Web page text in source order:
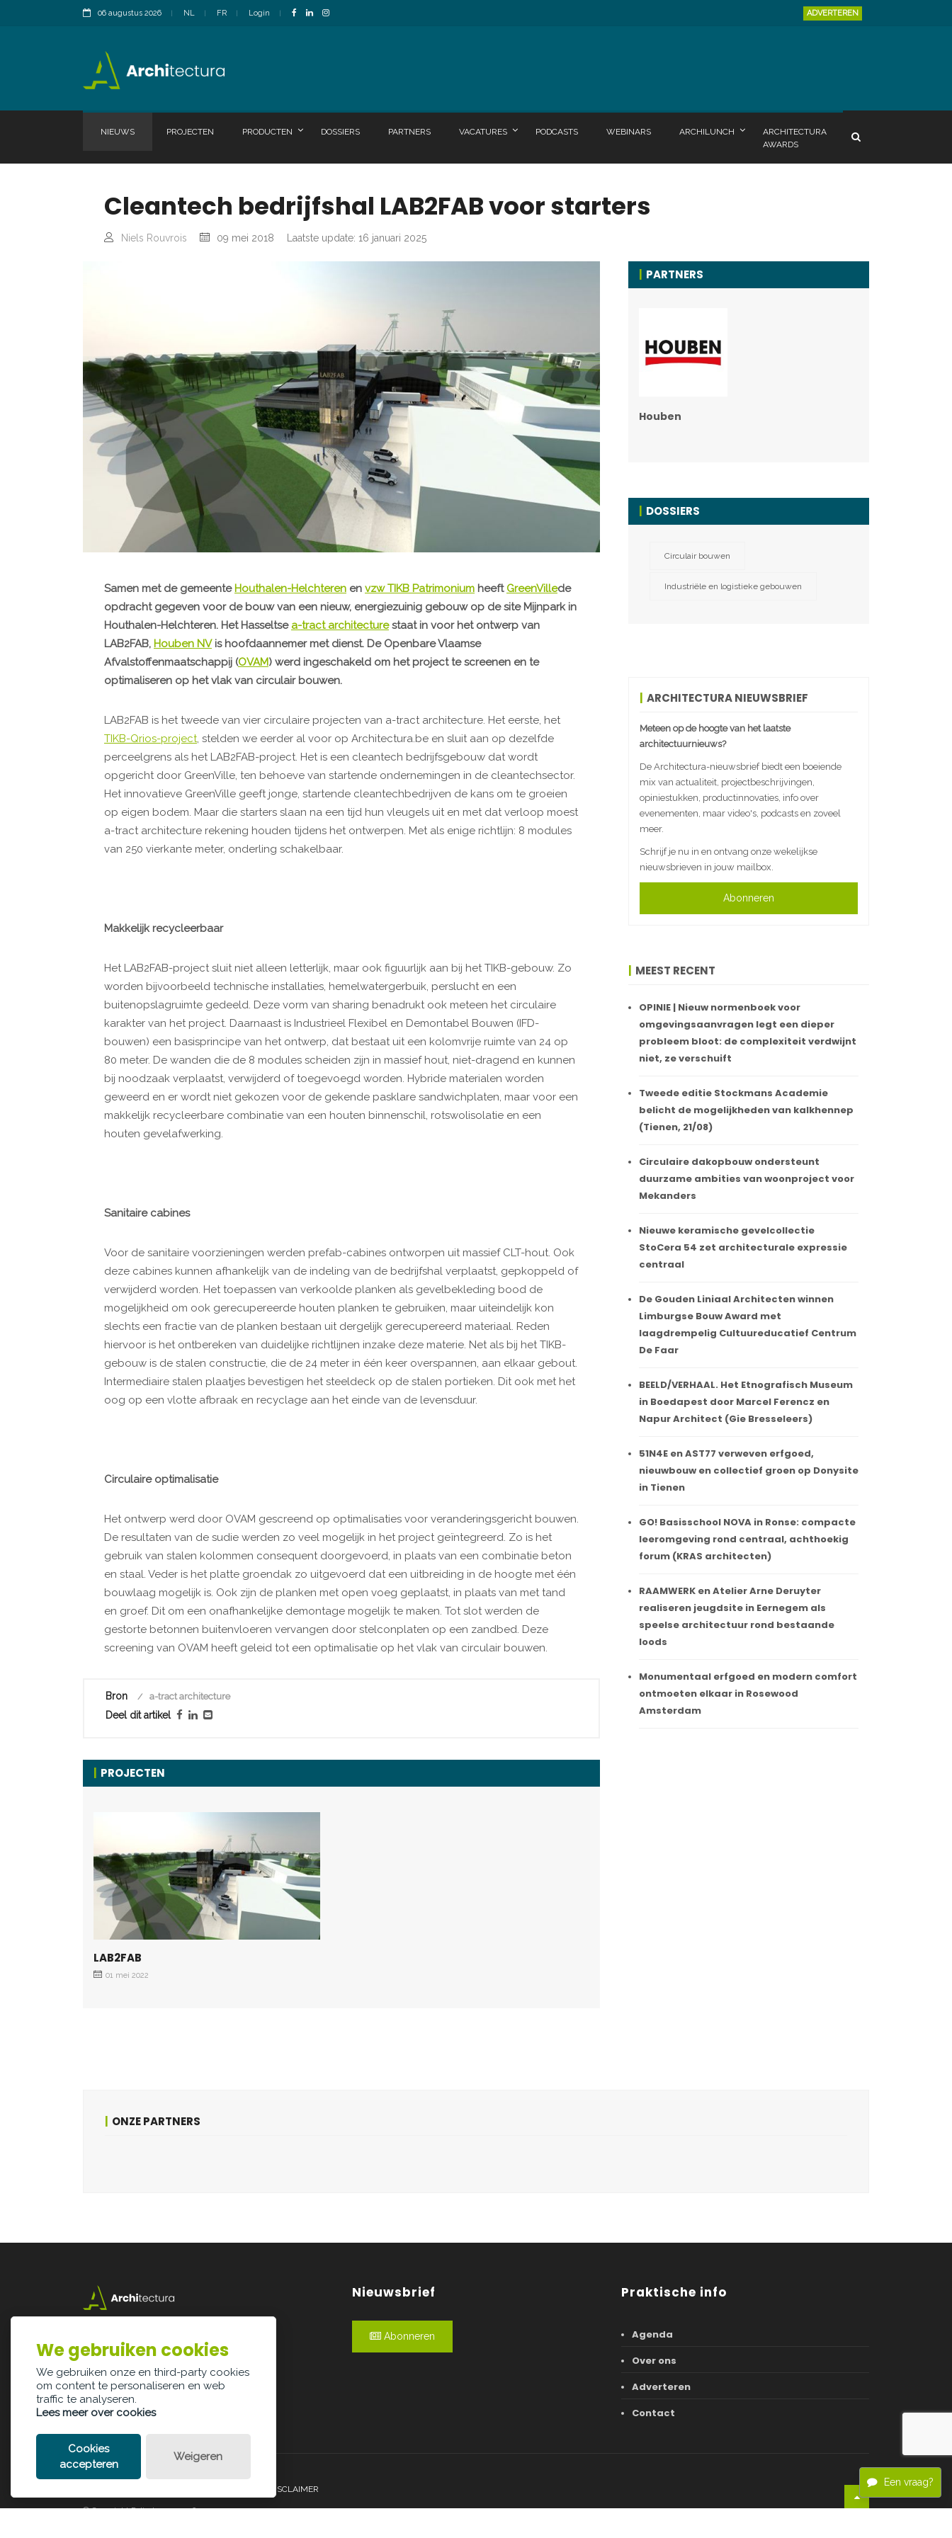
06 augustus 2026 NL FR Login ADVERTEREN
NIEUWS PROJECTEN PRODUCTEN DOSSIERS PARTNERS VACATURES PODCASTS WEBINARS ARCHILUNCH
ARCHITECTURA
AWARDS
Een vraag?
Cleantech bedrijfshal LAB2FAB voor starters
Niels Rouvrois 09 mei 2018 Laatste update: 16 januari 2025
Samen met de gemeente Houthalen-Helchteren en vzw TIKB Patrimonium heeft GreenVillede
opdracht gegeven voor de bouw van een nieuw, energiezuinig gebouw op de site Mijnpark in
Houthalen-Helchteren. Het Hasseltse a-tract architecturestaat in voor het ontwerp van
LAB2FAB, Houben NVis hoofdaannemer met dienst. De Openbare Vlaamse
Afvalstoffenmaatschappij (OVAM) werd ingeschakeld om het project te screenen en te
optimaliseren op het vlak van circulair bouwen.
LAB2FAB is het tweede van vier circulaire projecten van a-tract architecture. Het eerste, het
TIKB-Qrios-project, stelden we eerder al voor op Architectura.be en sluit aan op dezelfde
perceelgrens als het LAB2FAB-project. Het is een cleantech bedrijfsgebouw dat wordt
opgericht door GreenVille, ten behoeve van startende ondernemingen in de cleantechsector.
Het innovatieve GreenVille geeft jonge, startende cleantechbedrijven de kans om te groeien
op eigen bodem. Maar die starters slaan na een tijd hun vleugels uit en met dat verloop moest
a-tract architecture rekening houden tijdens het ontwerpen. Met als enige richtlijn: 8 modules
van 250 vierkante meter, onderling schakelbaar.
Makkelijk recycleerbaar
Het LAB2FAB-project sluit niet alleen letterlijk, maar ook figuurlijk aan bij het TIKB-gebouw. Zo
worden bijvoorbeeld technische installaties, hemelwatergerbuik, perslucht en een
buitenopslagruimte gedeeld. Deze vorm van sharing benadrukt ook meteen het circulaire
karakter van het project. Daarnaast is Industrieel Flexibel en Demontabel Bouwen (IFD-
bouwen) een basisprincipe van het ontwerp, dat bestaat uit een kolomvrije ruimte van 24 op
80 meter. De wanden die de 8 modules scheiden zijn in massief hout, niet-dragend en kunnen
bij noodzaak verplaatst, verwijderd of toegevoegd worden. Hybride materialen worden
geweerd en er wordt niet gekozen voor de gekende pasklare sandwichplaten, maar voor een
makkelijk recycleerbare combinatie van een houten binnenschil, rotswolisolatie en een
houten gevelafwerking.
Sanitaire cabines
Voor de sanitaire voorzieningen werden prefab-cabines ontworpen uit massief CLT-hout. Ook
deze cabines kunnen afhankelijk van de indeling van de bedrijfshal verplaatst, gepkoppeld of
verwijderd worden. Het toepassen van verkoolde planken als gevelbekleding bood de
mogelijkheid om ook gerecupereerde houten planken te gebruiken, maar uiteindelijk kon
slechts een fractie van de planken bestaan uit dergelijk gerecupereerd materiaal. Reden
hiervoor is het ontbereken van duidelijke richtlijnen inzake deze materie. Net als bij het TIKB-
gebouw is de stalen constructie, die de 24 meter in één keer overspannen, aan elkaar gebout.
Intermediaire stalen plaatjes bevestigen het steeldeck op de stalen portieken. Dit ook met het
oog op een vlotte afbraak en recyclage aan het einde van de levensduur.
Circulaire optimalisatie
Het ontwerp werd door OVAM gescreend op optimalisaties voor veranderingsgericht bouwen.
De resultaten van de sudie werden zo veel mogelijk in het project geïntegreerd. Zo is het
gebruik van stalen kolommen consequent doorgevoerd, in plaats van een combinatie beton
en staal. Veder is het platte groendak zo uitgevoerd dat een uitbreiding in de hoogte met één
bouwlaag mogelijk is. Ook zijn de planken met open voeg geplaatst, in plaats van met tand
en groef. Dit om een onafhankelijke demontage mogelijk te maken. Tot slot werden de
gestorte betonnen buitenvloeren vervangen door stelconplaten op een zandbed. Deze
screening van OVAM heeft geleid tot een optimalisatie op het vlak van circulair bouwen.
Bron a-tract architecture
Deel dit artikel
PROJECTEN
LAB2FAB
01 mei 2022
PARTNERS
Houben
DOSSIERS
Circulair bouwen
Industriële en logistieke gebouwen
ARCHITECTURA NIEUWSBRIEF
Meteen op de hoogte van het laatste
architectuurnieuws?
De Architectura-nieuwsbrief biedt een boeiende
mix van actualiteit, projectbeschrijvingen,
opiniestukken, productinnovaties, info over
evenementen, maar video's, podcasts en zoveel
meer.
Schrijf je nu in en ontvang onze wekelijkse
nieuwsbrieven in jouw mailbox.
Abonneren
MEEST RECENT
OPINIE | Nieuw normenboek voor
omgevingsaanvragen legt een dieper
probleem bloot: de complexiteit verdwijnt
niet, ze verschuift
Tweede editie Stockmans Academie
belicht de mogelijkheden van kalkhennep
(Tienen, 21/08)
Circulaire dakopbouw ondersteunt
duurzame ambities van woonproject voor
Mekanders
Nieuwe keramische gevelcollectie
StoCera 54 zet architecturale expressie
centraal
De Gouden Liniaal Architecten winnen
Limburgse Bouw Award met
laagdrempelig Cultuureducatief Centrum
De Faar
BEELD/VERHAAL. Het Etnografisch Museum
in Boedapest door Marcel Ferencz en
Napur Architect (Gie Bresseleers)
51N4E en AST77 verweven erfgoed,
nieuwbouw en collectief groen op Donysite
in Tienen
GO! Basisschool NOVA in Ronse: compacte
leeromgeving rond centraal, achthoekig
forum (KRAS architecten)
RAAMWERK en Atelier Arne Deruyter
realiseren jeugdsite in Eernegem als
speelse architectuur rond bestaande
loods
Monumentaal erfgoed en modern comfort
ontmoeten elkaar in Rosewood
Amsterdam
ONZE PARTNERS
3500 Hasselt
info@architectura.be
Nieuwsbrief
Abonneren
Praktische info
Agenda
Over ons
Adverteren
Contact
LEGAL DISCLAIMER
© Copyright Palindroom 2026
We gebruiken cookies
We gebruiken onze en third-party cookies
om content te personaliseren en web
traffic te analyseren.
Lees meer over cookies
Cookies
accepteren
Weigeren